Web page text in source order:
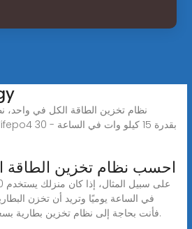
نظام تخزين الطاقة الكل في واحد،
احسب نظام تخزين الطاقة
في الساعة يوميًا وتريد أن تخزن
فأنت بحاجة إلى نظام تخزين بطارية بسعة 20 كيلووات في الساعة.